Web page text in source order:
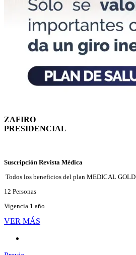
ZAFIRO
PRESIDENCIAL
Suscripción Revista Médica
Todos los beneficios del plan MEDICAL GOLD
12 Personas
Vigencia 1 año
VER MÁS